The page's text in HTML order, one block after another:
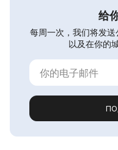
给
每周一次，我们将发送
以及在你的